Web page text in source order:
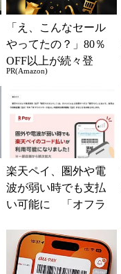
「え、こんなセール
やってたの？」80％
OFF以上が続々登
場！Amazonの本気が
凄すぎる
PR(Amazon)
楽天ペイ、圏外や電
波が弱い時でも支払
い可能に 「オフラ
提供を順次開始